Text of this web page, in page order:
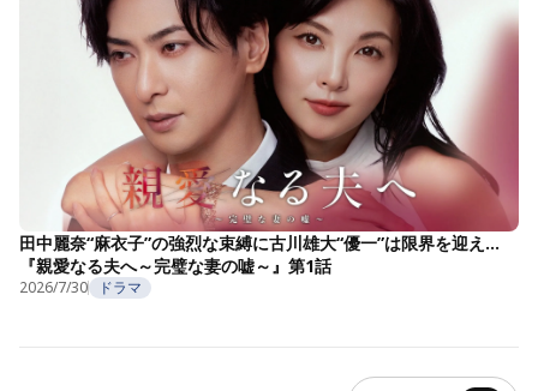
田中麗奈“麻衣子”の強烈な束縛に古川雄大“優一”は限界を迎え…
『親愛なる夫へ～完璧な妻の嘘～』第1話
2026/7/30 ドラマ